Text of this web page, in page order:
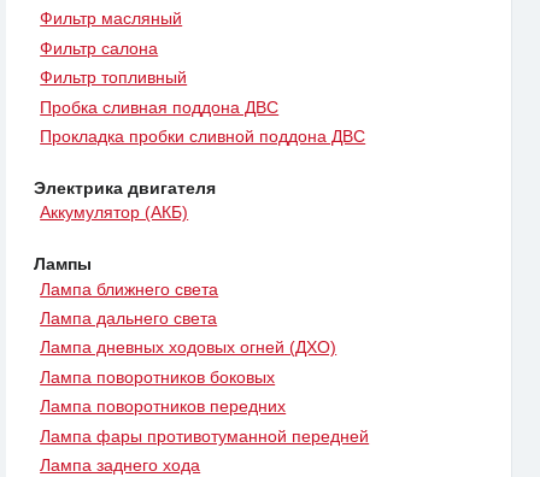
Фильтр масляный
Фильтр салона
Фильтр топливный
Пробка сливная поддона ДВС
Прокладка пробки сливной поддона ДВС
Электрика двигателя
Аккумулятор (АКБ)
Лампы
Лампа ближнего света
Лампа дальнего света
Лампа дневных ходовых огней (ДХО)
Лампа поворотников боковых
Лампа поворотников передних
Лампа фары противотуманной передней
Лампа заднего хода